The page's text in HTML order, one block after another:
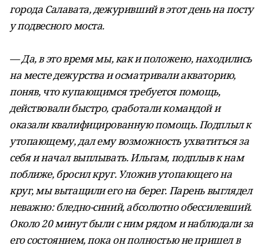
города Салавата, дежуривший в этот день на посту
у подвесного моста.
— Да, в это время мы, как и положено, находились
на месте дежурства и осматривали акваторию,
поняв, что купающимся требуется помощь,
действовали быстро, сработали командой и
оказали квалифицированную помощь. Подплыл к
утопающему, дал ему возможность ухватиться за
себя и начал выплывать. Ильгам, подплыв к нам
поближе, бросил круг. Уложив утопающего на
круг, мы вытащили его на берег. Парень выглядел
неважно: бледно-синий, абсолютно обессилевший.
Около 20 минут были с ним рядом и наблюдали за
его состоянием, пока он полностью не пришел в